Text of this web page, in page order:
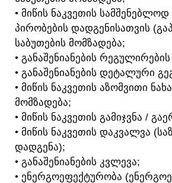
• ᲛᲘᲬᲘᲡ ᲜᲐᲙᲕᲔᲗᲘᲡ ᲡᲐᲛᲨᲔᲜᲔᲑᲚᲝᲓ
ᲞᲘᲠᲝᲑᲔᲑᲘᲡ ᲓᲐᲓᲒᲔᲜᲘᲡᲐᲗᲕᲘᲡ
ᲡᲐᲑᲣᲗᲔᲑᲘᲡ ᲛᲝᲛᲖᲐᲓᲔᲑᲐ;
• ᲒᲐᲜᲐᲨᲔᲜᲘᲐᲜᲔᲑᲘᲡ
• ᲒᲐᲜᲐᲨᲔᲜᲘᲐᲜᲔᲑᲘᲡ ᲓᲔᲢᲐᲚᲣᲠᲘ
• ᲛᲘᲬᲘᲡ ᲜᲐᲙᲕᲔᲗᲘᲡ ᲐᲖᲝᲛᲕᲘᲗᲘ
ᲛᲝᲛᲖᲐᲓᲔᲑᲐ;
• ᲛᲘᲬᲘᲡ ᲜᲐᲙᲕᲔᲗᲘᲡ ᲒᲐᲛᲘᲯᲕᲜᲐ /
• ᲛᲘᲬᲘᲡ ᲜᲐᲙᲕᲔᲗᲘᲡ ᲓᲐᲙᲕᲐᲚᲕᲐ
ᲓᲐᲓᲒᲔᲜᲐ);
• ᲒᲐᲜᲐᲨᲔᲜᲘᲐᲜᲔᲑᲘᲡ ᲙᲕᲚᲔᲕᲐ;
• ᲔᲜᲔᲠᲒᲝᲔᲤᲔᲥᲢᲣᲠᲝᲑᲐ